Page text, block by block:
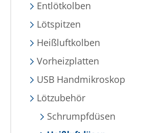
Entlötkolben
Lötspitzen
Heißluftkolben
Vorheizplatten
USB Handmikroskop
Lötzubehör
Schrumpfdüsen